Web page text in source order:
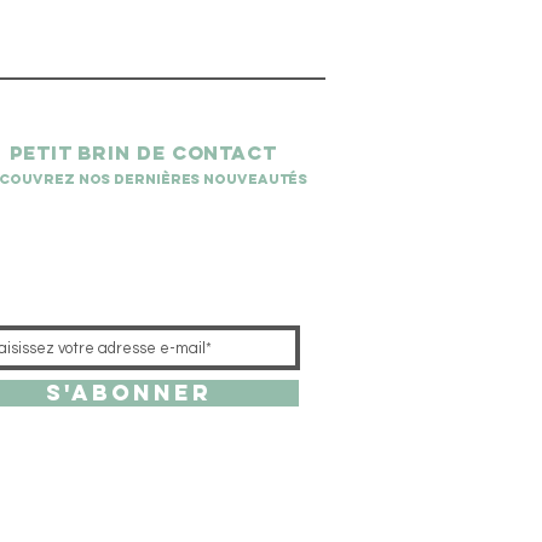
petit brin de contact
nos dernières nouveautés
S'abonner